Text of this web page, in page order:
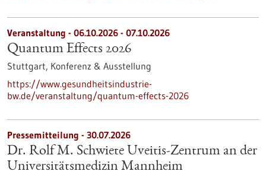
Veranstaltung - 06.10.2026 - 07.10.2026
Quantum Effects 2026
Stuttgart, Konferenz & Ausstellung
https://www.gesundheitsindustrie-
bw.de/veranstaltung/quantum-effects-2026
Pressemitteilung - 30.07.2026
Dr. Rolf M. Schwiete Uveitis-Zentrum an der
Universitätsmedizin Mannheim